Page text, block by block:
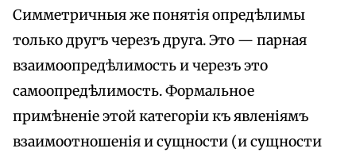
Симметричныя же понятія опредѣлимы
только другъ черезъ друга. Это — парная
взаимоопредѣлимость и черезъ это
самоопредѣлимость. Формальное
примѣненіе этой категоріи къ явленіямъ
взаимоотношенія и сущности (и сущности